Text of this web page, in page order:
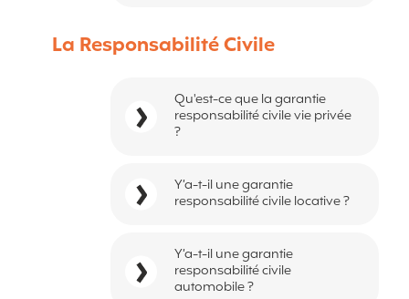
La Responsabilité Civile
Qu'est-ce que la garantie
responsabilité civile vie privée
?
Y’a-t-il une garantie
responsabilité civile locative ?
Y’a-t-il une garantie
responsabilité civile
automobile ?